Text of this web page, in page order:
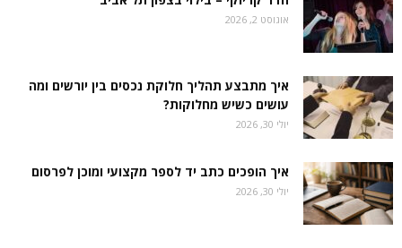
אוגוסט 2, 2026
איך מתבצע תהליך חלוקת נכסים בין יורשים ומה
עושים כשיש מחלוקות?
יולי 30, 2026
איך הופכים כתב יד לספר מקצועי ומוכן לפרסום
יולי 30, 2026